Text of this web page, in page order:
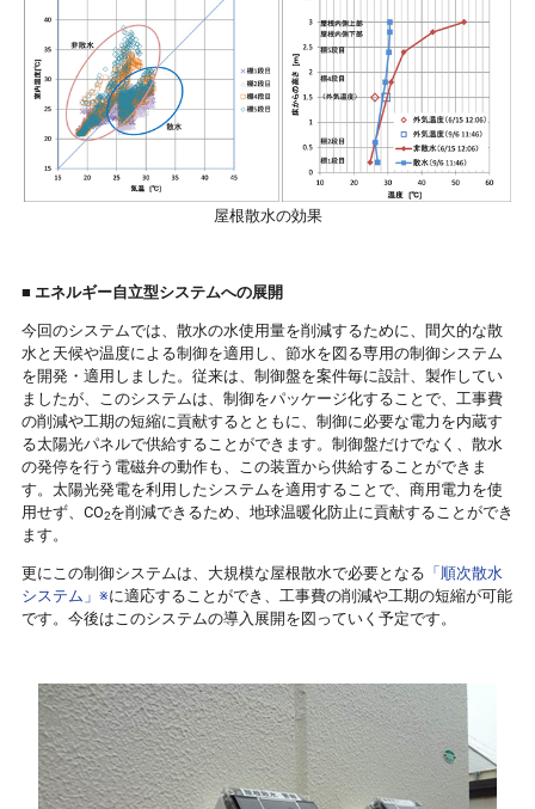
屋根散水の効果
■ エネルギー自立型システムへの展開
今回のシステムでは、散水の水使用量を削減するために、間欠的な散
水と天候や温度による制御を適用し、節水を図る専用の制御システム
を開発・適用しました。従来は、制御盤を案件毎に設計、製作してい
ましたが、このシステムは、制御をパッケージ化することで、工事費
の削減や工期の短縮に貢献するとともに、制御に必要な電力を内蔵す
る太陽光パネルで供給することができます。制御盤だけでなく、散水
の発停を行う電磁弁の動作も、この装置から供給することができま
す。太陽光発電を利用したシステムを適用することで、商用電力を使
用せず、CO2を削減できるため、地球温暖化防止に貢献することができ
ます。
更にこの制御システムは、大規模な屋根散水で必要となる 「順次散水
システム」※に適応することができ、工事費の削減や工期の短縮が可能
です。今後はこのシステムの導入展開を図っていく予定です。